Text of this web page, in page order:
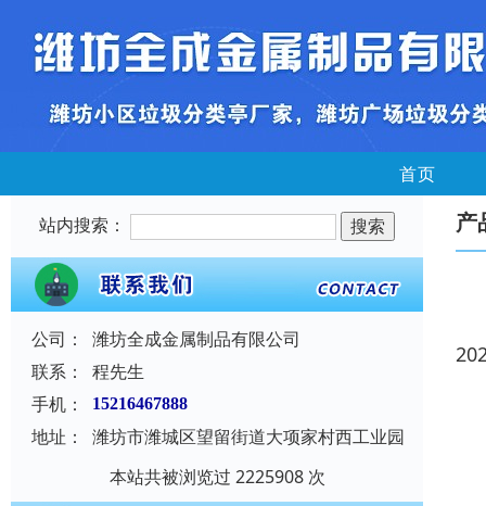
首页
站内搜索：
公司：
潍坊全成金属制品有限公司
联系：
程先生
手机：
15216467888
地址：
潍坊市潍城区望留街道大项家村西工业园
本站共被浏览过 2225908 次
产